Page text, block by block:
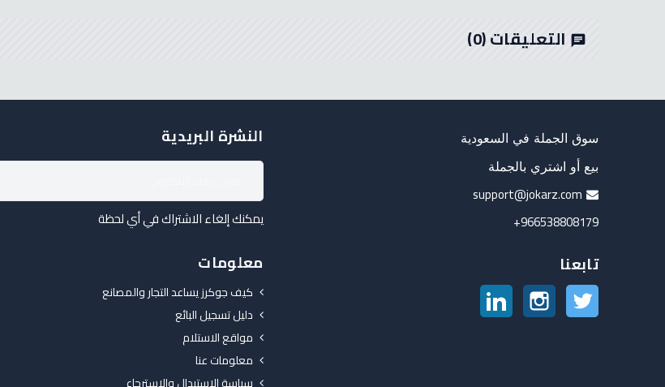
chat التعليقات(0)
سوق الجملة في السعودية
بيع أو اشتري بالجملة
support@jokarz.com
966538808179+
تابعنا
تويتر انستغرام
النشرة البريدية
يمكنك إلغاء الاشتراك في أي لحظة
معلومات
كيف جوكرز يساعد التجار والمصانع
دليل تسجيل البائع
مواقع الاستلام
معلومات عنا
سياسة الاستبدال والاسترجاع